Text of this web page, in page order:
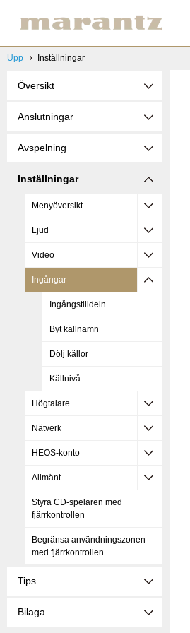
Upp Inställningar
Översikt
Anslutningar
Avspelning
Inställningar
Menyöversikt
Ljud
Video
Ingångar
Ingångstilldeln.
Byt källnamn
Dölj källor
Källnivå
Högtalare
Nätverk
HEOS-konto
Allmänt
Styra CD-spelaren med
fjärrkontrollen
Begränsa användningszonen
med fjärrkontrollen
Tips
Bilaga